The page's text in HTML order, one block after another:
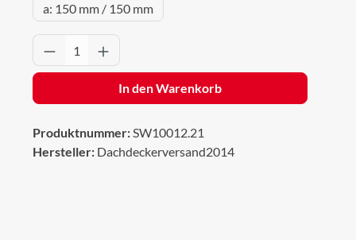
a: 150 mm / 150 mm
Produkt Anzahl: Gib den gewünschten
In den Warenkorb
Produktnummer:SW10012.21
Hersteller: Dachdeckerversand2014